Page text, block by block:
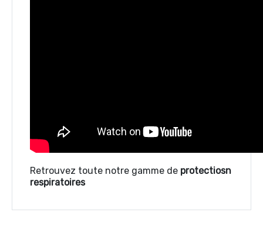
Retrouvez toute notre gamme de protectiosn
respiratoires